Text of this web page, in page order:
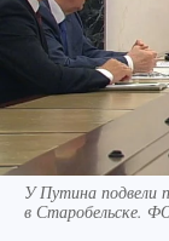
У Путина подвели
в Старобельске.